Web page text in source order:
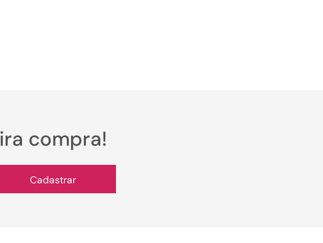
compra!
Cadastrar